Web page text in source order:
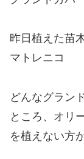
昨日植えた苗
マトレニコ
どんなグラン
ところ、オリ
を植えない方